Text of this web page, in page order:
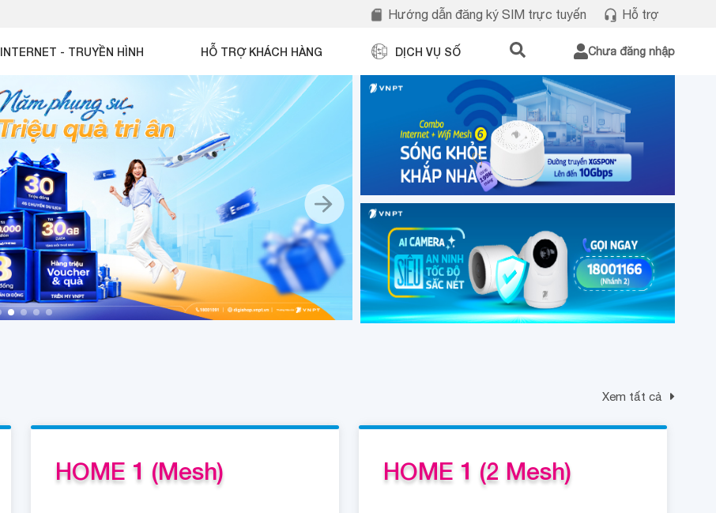
Hướng dẫn đăng ký SIM trực tuyến Hỗ trợ
INTERNET - TRUYỀN HÌNH HỖ TRỢ KHÁCH HÀNG DỊCH VỤ SỐ Chưa đăng nhập
Xem tất cả
HOME 1 (Mesh) HOME 1 (2 Mesh)